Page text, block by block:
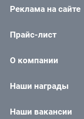
Реклама на сайте
Прайс-лист
О компании
Наши награды
Наши вакансии